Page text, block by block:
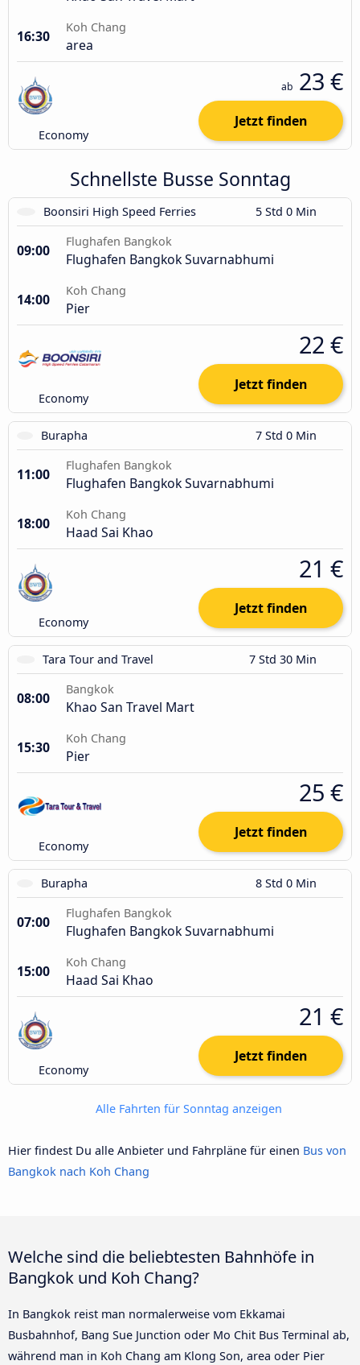
16:30
Koh Chang
area
Economy
ab 23 €
Jetzt finden
Schnellste Busse Sonntag
Boonsiri High Speed Ferries 5 Std 0 Min
09:00
Flughafen Bangkok
Flughafen Bangkok Suvarnabhumi
14:00
Koh Chang
Pier
Economy
22 €
Jetzt finden
Burapha 7 Std 0 Min
11:00
Flughafen Bangkok
Flughafen Bangkok Suvarnabhumi
18:00
Koh Chang
Haad Sai Khao
Economy
21 €
Jetzt finden
Tara Tour and Travel 7 Std 30 Min
08:00
Bangkok
Khao San Travel Mart
15:30
Koh Chang
Pier
Economy
25 €
Jetzt finden
Burapha 8 Std 0 Min
07:00
Flughafen Bangkok
Flughafen Bangkok Suvarnabhumi
15:00
Koh Chang
Haad Sai Khao
Economy
21 €
Jetzt finden
Alle Fahrten für Sonntag anzeigen
Hier findest Du alle Anbieter und Fahrpläne für einen Bus von
Bangkok nach Koh Chang
Welche sind die beliebtesten Bahnhöfe in
Bangkok und Koh Chang?
In Bangkok reist man normalerweise vom Ekkamai
Busbahnhof, Bang Sue Junction oder Mo Chit Bus Terminal ab,
während man in Koh Chang am Klong Son, area oder Pier